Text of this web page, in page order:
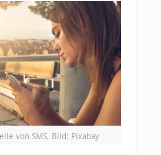
von SMS, Bild: Pixabay